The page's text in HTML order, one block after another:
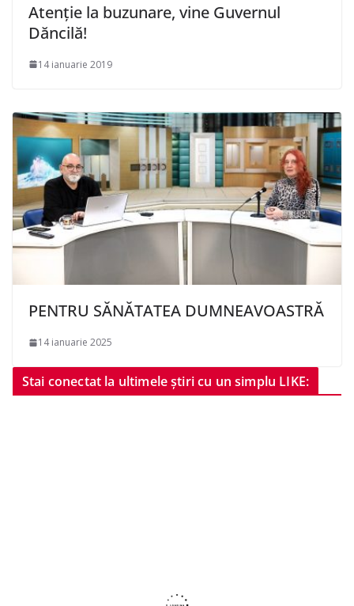
Atenție la buzunare, vine Guvernul
Dăncilă!
14 ianuarie 2019
PENTRU SĂNĂTATEA DUMNEAVOASTRĂ
14 ianuarie 2025
Stai conectat la ultimele știri cu un simplu LIKE: